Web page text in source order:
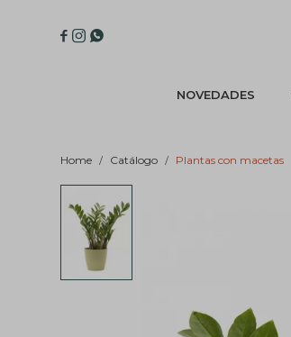
NOVEDADES
  
Home Catálogo Plantas con macetas